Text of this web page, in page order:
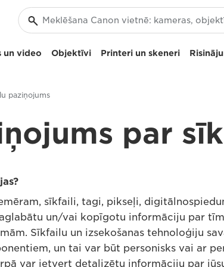
un video Objektīvi Printeri un skeneri
paziņojums
par
sīkfaili, tagi, pikseļi,
un/vai kopīgotu informāciju par
Sīkfailu un izsekošanas tehnoloģiju
un tai var būt personisks vai ar
var ietvert detalizētu informāciju par